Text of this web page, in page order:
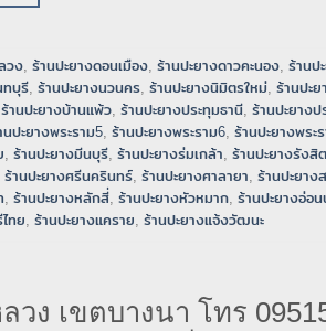
วง, ร้านปะยางดอนเมือง, ร้านปะยางดาวคะนอง, ร้านป
ทบุรี, ร้านปะยางนวนคร, ร้านปะยางนิมิตรใหม่, ร้านปะย
ร้านปะยางบ้านแพ้ว, ร้านปะยางประทุมธานี, ร้านปะยางป
นปะยางพระราม5, ร้านปะยางพระราม6, ร้านปะยางพระ
, ร้านปะยางมีนบุรี, ร้านปะยางร่มเกล้า, ร้านปะยางรังสิต
ร้านปะยางศรีนครินทร์, ร้านปะยางศาลายา, ร้านปะยาง
, ร้านปะยางหลักสี่, ร้านปะยางหัวหมาก, ร้านปะยางอ่อ
ทย, ร้านปะยางแคราย, ร้านปะยางแจ้งวัฒนะ
ง เขตบางนา โทร